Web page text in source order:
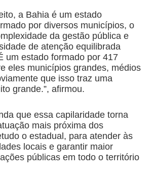
a Bahia é um estado
por diversos municípios, o
da gestão pública e
de atenção equilibrada
um estado formado por 417
eles municípios grandes, médios
que isso traz uma
grande.”, afirmou.
que essa capilaridade torna
mais próxima dos
o estadual, para atender às
locais e garantir maior
públicas em todo o território